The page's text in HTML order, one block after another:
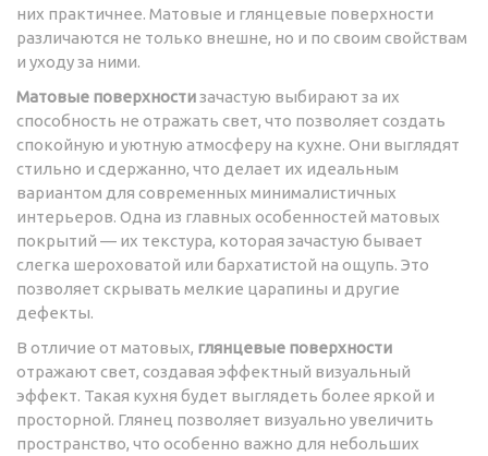
них практичнее. Матовые и глянцевые поверхности
различаются не только внешне, но и по своим свойствам
и уходу за ними.
Матовые поверхностизачастую выбирают за их
способность не отражать свет, что позволяет создать
спокойную и уютную атмосферу на кухне. Они выглядят
стильно и сдержанно, что делает их идеальным
вариантом для современных минималистичных
интерьеров. Одна из главных особенностей матовых
покрытий — их текстура, которая зачастую бывает
слегка шероховатой или бархатистой на ощупь. Это
позволяет скрывать мелкие царапины и другие
дефекты.
В отличие от матовых, глянцевые поверхности
отражают свет, создавая эффектный визуальный
эффект. Такая кухня будет выглядеть более яркой и
просторной. Глянец позволяет визуально увеличить
пространство, что особенно важно для небольших